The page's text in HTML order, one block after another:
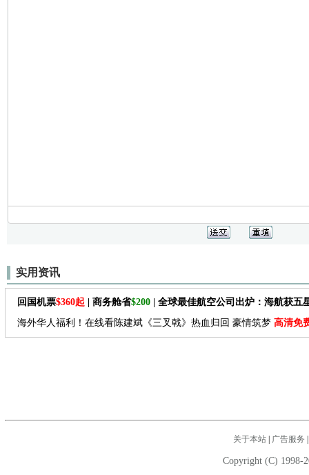
实用资讯
回国机票$360起 | 商务舱省$200 | 全球最佳航空公司出炉：海航获五
海外华人福利！在线看陈建斌《三叉戟》热血归回 豪情筑梦 高清免
关于本站| 广告服务
Copyright (C) 1998-